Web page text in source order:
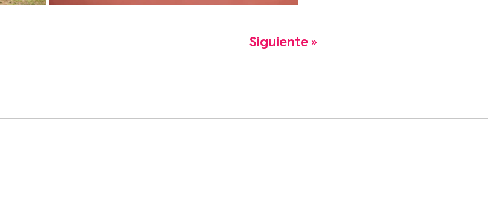
Siguiente »